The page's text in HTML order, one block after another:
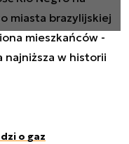
miasta brazylijskiej
mieszkańców -
najniższa w historii
o gaz